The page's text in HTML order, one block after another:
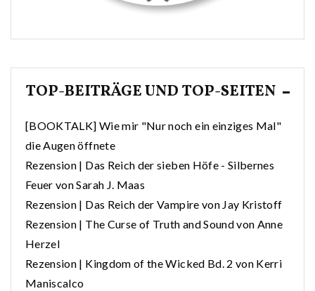
TOP-BEITRÄGE UND TOP-SEITEN
[BOOKTALK] Wie mir "Nur noch ein einziges Mal"
die Augen öffnete
Rezension | Das Reich der sieben Höfe - Silbernes
Feuer von Sarah J. Maas
Rezension | Das Reich der Vampire von Jay Kristoff
Rezension | The Curse of Truth and Sound von Anne
Herzel
Rezension | Kingdom of the Wicked Bd. 2 von Kerri
Maniscalco